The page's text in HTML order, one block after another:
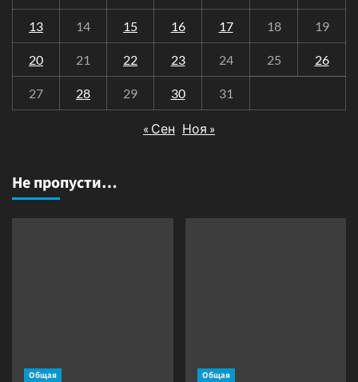
13 14 15 16 17 18 19
20 21 22 23 24 25 26
27 28 29 30 31
« Сен Ноя »
Не пропусти…
Общая Общая